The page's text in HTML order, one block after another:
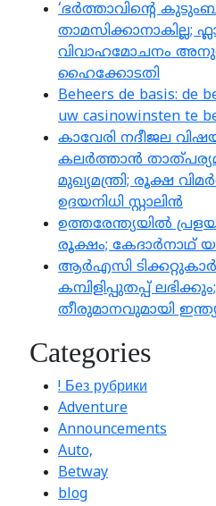
‘ഭർത്താവിന്റെ
താമസിക്കാനാകില്ല;
വിവാഹമോചനം
ഹൈക്കോടതി
Beheers de basis: de
uw casinowinsten te
കാവേരി നദീജല
കലര്‍ത്താന്‍
മുഖ്യമന്ത്രി; രൂക്ഷ
ഉദയനിധി സ്റ്റാലിന്‍
ഉത്തരേന്ത്യയിൽ
രൂക്ഷം; കേദാർനാഥ്
ആർഎസി
കമ്പിളിപ്പുതപ്പ്
തീരുമാനവുമായി
Categories
! Без рубрики
Adventure
Announcements
Auto,
Betway
blog